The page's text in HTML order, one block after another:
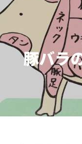
豚バラ